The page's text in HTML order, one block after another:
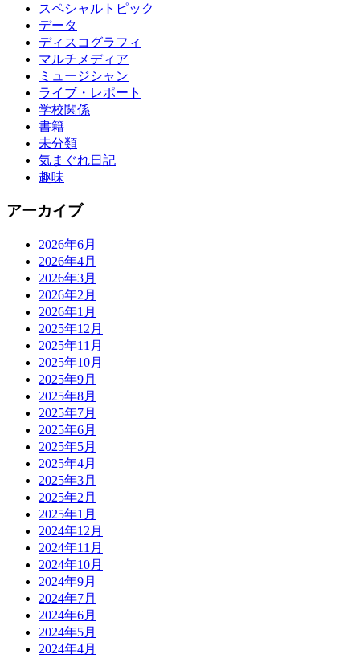
スペシャルトピック
データ
ディスコグラフィ
マルチメディア
ミュージシャン
ライブ・レポート
学校関係
書籍
未分類
気まぐれ日記
趣味
アーカイブ
2026年6月
2026年4月
2026年3月
2026年2月
2026年1月
2025年12月
2025年11月
2025年10月
2025年9月
2025年8月
2025年7月
2025年6月
2025年5月
2025年4月
2025年3月
2025年2月
2025年1月
2024年12月
2024年11月
2024年10月
2024年9月
2024年7月
2024年6月
2024年5月
2024年4月